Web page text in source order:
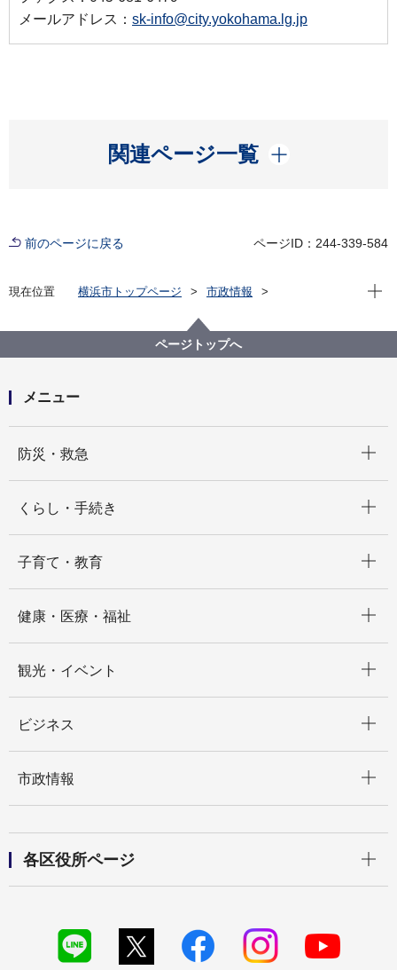
メールアドレス： sk-info@city.yokohama.lg.jp
関連ページ一覧
開く
前のページに戻る ページID：244-339-584
現在位置 横浜市トップページ
市政情報
選挙管理委員会事務局の紹介
選挙管理委員会事務局の事業計画
令和６年度選挙管理委員会事務局事業計画書
現在
ページトップへ
メニュー
防災・救急
くらし・手続き
子育て・教育
健康・医療・福祉
観光・イベント
ビジネス
市政情報
各区役所ページ